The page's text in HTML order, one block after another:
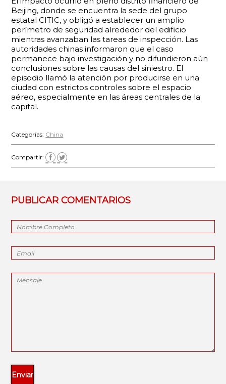
Beijing, donde se encuentra la sede del grupo
estatal CITIC, y obligó a establecer un amplio
perímetro de seguridad alrededor del edificio
mientras avanzaban las tareas de inspección. Las
autoridades chinas informaron que el caso
permanece bajo investigación y no difundieron aún
conclusiones sobre las causas del siniestro. El
episodio llamó la atención por producirse en una
ciudad con estrictos controles sobre el espacio
aéreo, especialmente en las áreas centrales de la
capital.
Categorías: China
Compartir:
PUBLICAR COMENTARIOS